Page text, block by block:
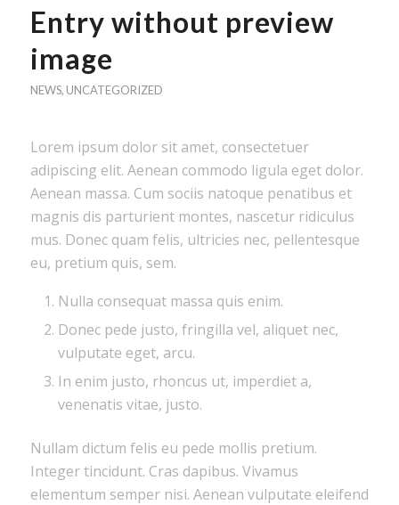
Entry without preview
image
NEWS, UNCATEGORIZED
Lorem ipsum dolor sit amet, consectetuer
adipiscing elit. Aenean commodo ligula eget dolor.
Aenean massa. Cum sociis natoque penatibus et
magnis dis parturient montes, nascetur ridiculus
mus. Donec quam felis, ultricies nec, pellentesque
eu, pretium quis, sem.
Nulla consequat massa quis enim.
Donec pede justo, fringilla vel, aliquet nec,
vulputate eget, arcu.
In enim justo, rhoncus ut, imperdiet a,
venenatis vitae, justo.
Nullam dictum felis eu pede mollis pretium.
Integer tincidunt. Cras dapibus. Vivamus
elementum semper nisi. Aenean vulputate eleifend